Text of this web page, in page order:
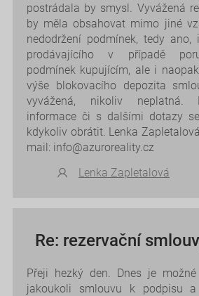
postrádala by smysl. Vyvážená
by měla obsahovat mimo jiné
nedodržení podmínek, tedy
prodávajícího v případě
podmínek kupujícím, ale i
výše blokovacího depozita
vyvážená, nikoliv neplatná.
informace či s dalšími dotazy
kdykoliv obrátit. Lenka
mail: info@azuroreality.cz
Lenka Zapletalová
Re: rezervační
Přeji hezký den. Dnes je
jakoukoli smlouvu k podpisu a